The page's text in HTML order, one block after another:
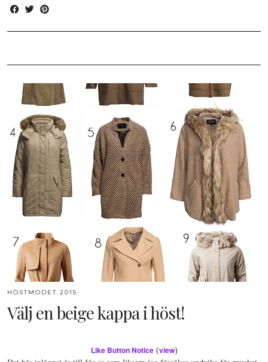
HÖSTMODET 2015
Välj en beige kappa i höst!
Like Button Notice(view)